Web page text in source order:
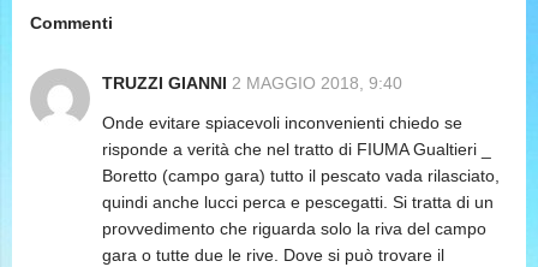
Commenti
TRUZZI GIANNI 2 MAGGIO 2018, 9:40
Onde evitare spiacevoli inconvenienti chiedo se
risponde a verità che nel tratto di FIUMA Gualtieri _
Boretto (campo gara) tutto il pescato vada rilasciato,
quindi anche lucci perca e pescegatti. Si tratta di un
provvedimento che riguarda solo la riva del campo
gara o tutte due le rive. Dove si può trovare il